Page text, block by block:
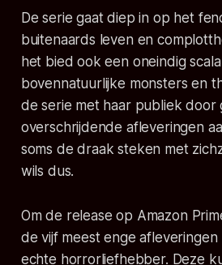
De serie gaat diep in op het
buitenaards leven en
het bied ook een oneindig
bovennatuurlijke monsters en
de serie met haar publiek door
overschrijdende afleveringen
soms de draak steken met
wils dus.
Om de release op Amazon
de vijf meest enge
echte horrorliefhebber. Deze